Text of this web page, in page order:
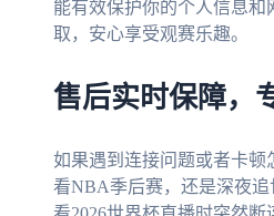
能有效保护你的个人信息
取，安心享受观赛乐趣。
售后实时保障，
如果遇到连接问题或者卡顿
看NBA季后赛，还是深夜